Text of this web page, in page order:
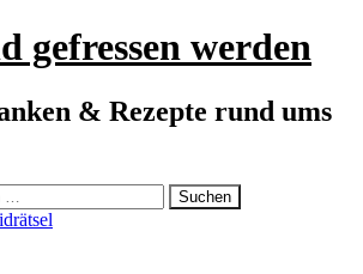
gefressen werden
& Rezepte rund ums